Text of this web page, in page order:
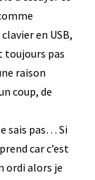
en USB,
toujours pas
raison
coup, de
sais pas… Si
car c’est
ordi alors je